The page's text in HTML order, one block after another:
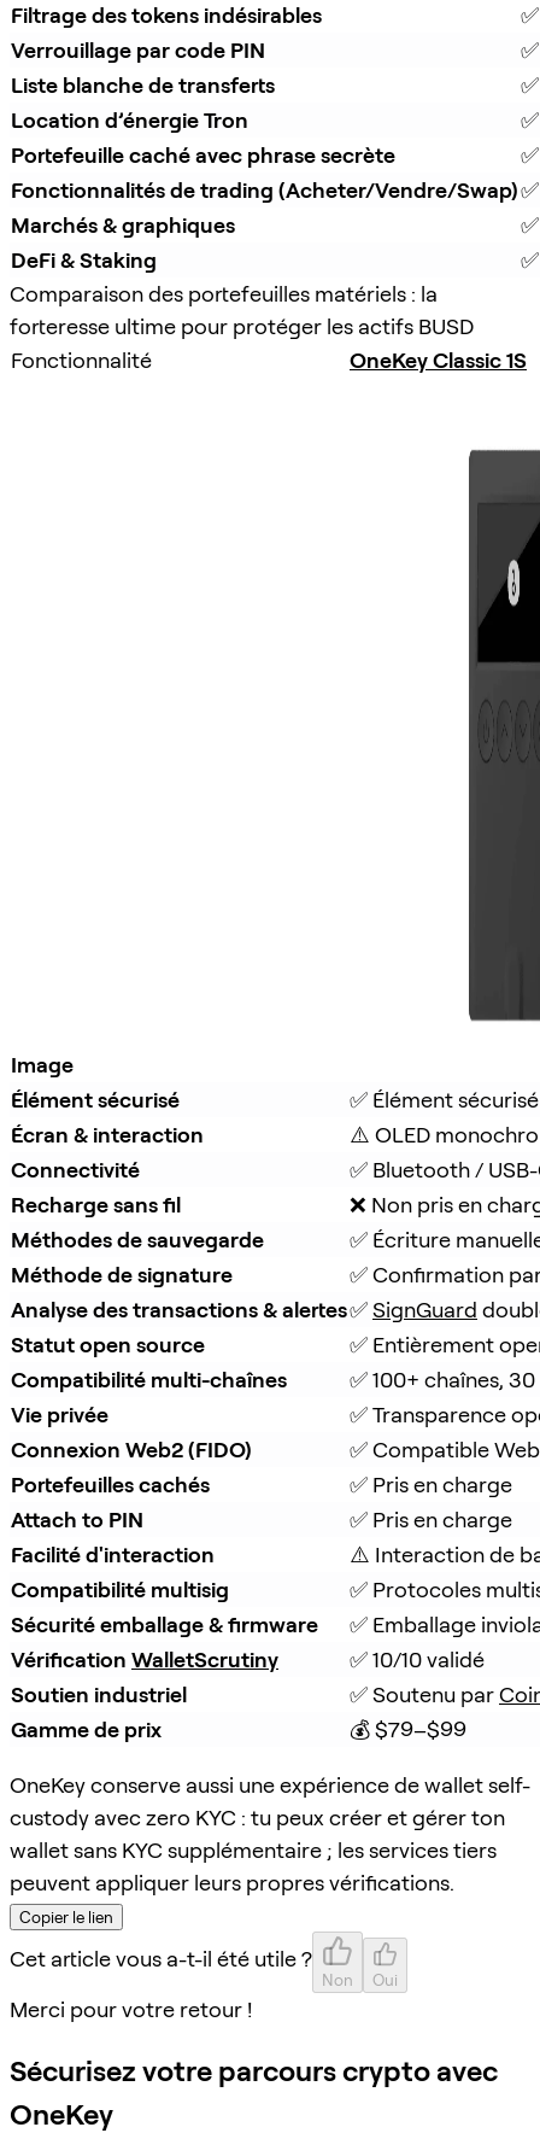
Filtrage des tokens indésirables
Verrouillage par code PIN
Liste blanche de transferts
Location d’énergie Tron
Portefeuille caché avec phrase secrète
Fonctionnalités de trading (Acheter/Vendre/Swap)
Marchés & graphiques
DeFi & Staking
Comparaison des portefeuilles matériels : la
forteresse ultime pour protéger les actifs BUSD
Fonctionnalité
OneKey Classic 1S
Image
Élément sécurisé
✅ Élément
Écran & interaction
⚠️ OLED
Connectivité
✅ Bluetooth /
Recharge sans fil
❌ Non pris en
Méthodes de sauvegarde
✅ Écriture
Méthode de signature
✅ Confirmation
Analyse des transactions & alertes✅ SignGuard
Statut open source
✅ Entièrement
Compatibilité multi-chaînes
✅ 100+ chaînes,
Vie privée
✅ Transparence
Connexion Web2 (FIDO)
✅ Compatible
Portefeuilles cachés
✅ Pris en charge
Attach to PIN
✅ Pris en charge
Facilité d'interaction
⚠️ Interaction de
Compatibilité multisig
✅ Protocoles
Sécurité emballage & firmware
✅ Emballage
Vérification WalletScrutiny
✅ 10/10 validé
Soutien industriel
✅ Soutenu par
Gamme de prix
💰 $79–$99
OneKey conserve aussi une expérience de wallet self-
custody avec zero KYC : tu peux créer et gérer ton
wallet sans KYC supplémentaire ; les services tiers
peuvent appliquer leurs propres vérifications.
Copier le lien
Cet article vous a-t-il été utile ?
Non Oui
Merci pour votre retour !
Sécurisez votre parcours crypto avec
OneKey